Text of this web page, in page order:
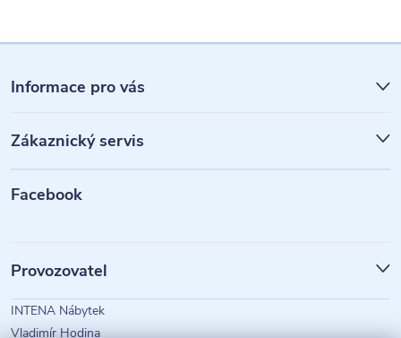
á
p
a
Informace pro vás
Zákaznický servis
Facebook
Provozovatel
INTENA Nábytek
Vladimír Hodina